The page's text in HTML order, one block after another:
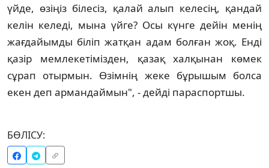
үйде, өзіңіз білесіз, қалай алып келесің, қандай
келін келеді, мына үйге? Осы күнге дейін менің
жағдайымды біліп жатқан адам болған жоқ. Енді
қазір мемлекетімізден, қазақ халқынан көмек
сұрап отырмын. Өзімнің жеке бұрышым болса
екен деп армандаймын", - дейді параспортшы.
БӨЛІСУ: